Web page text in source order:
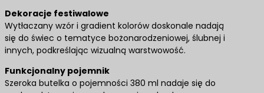
Dekoracje festiwalowe
Wytłaczany wzór i gradient kolorów doskonale nadają
się do świec o tematyce bożonarodzeniowej, ślubnej i
innych, podkreślając wizualną warstwowość.
​Funkcjonalny pojemnik​
Szeroka butelka o pojemności 380 ml nadaje się do